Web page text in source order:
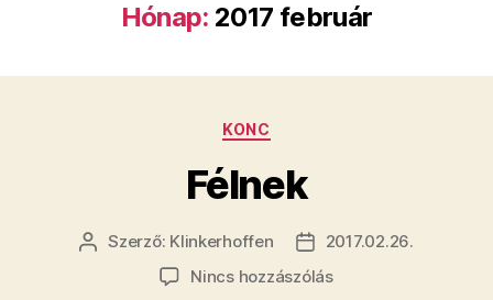
Hónap: 2017 február
Kategóriák
KONC
Félnek
Bejegyzés
Szerző: Klinkerhoffen
Bejegyzés
dátuma
2017.02.26.
Nincs hozzászólása(z)